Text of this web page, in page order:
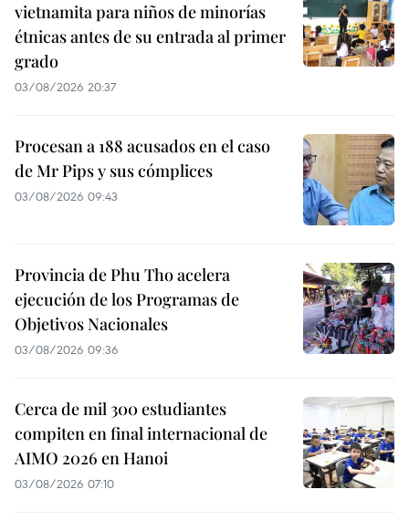
vietnamita para niños de minorías
étnicas antes de su entrada al primer
grado
03/08/2026 20:37
Procesan a 188 acusados en el caso
de Mr Pips y sus cómplices
03/08/2026 09:43
Provincia de Phu Tho acelera
ejecución de los Programas de
Objetivos Nacionales
03/08/2026 09:36
Cerca de mil 300 estudiantes
compiten en final internacional de
AIMO 2026 en Hanoi
03/08/2026 07:10